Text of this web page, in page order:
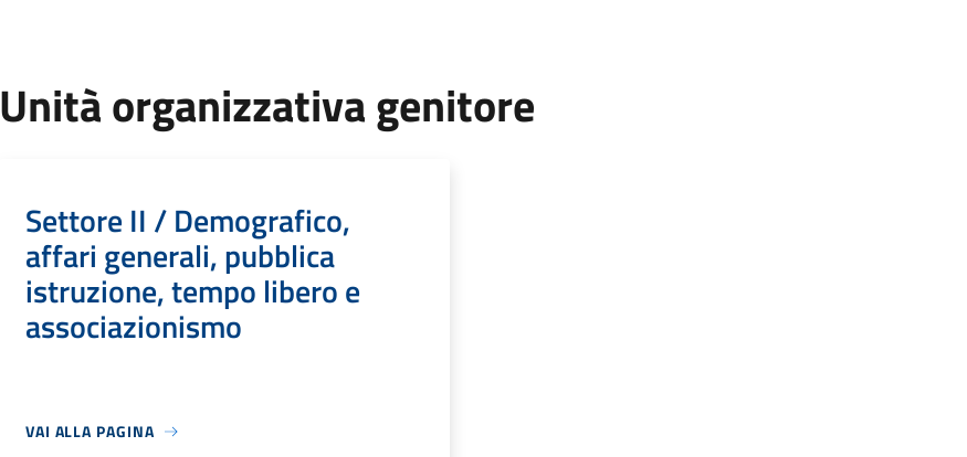
Unità organizzativa genitore
Settore II / Demografico,
affari generali, pubblica
istruzione, tempo libero e
associazionismo
VAI ALLA PAGINA